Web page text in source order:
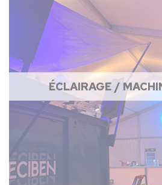
ÉCLAIRAGE /